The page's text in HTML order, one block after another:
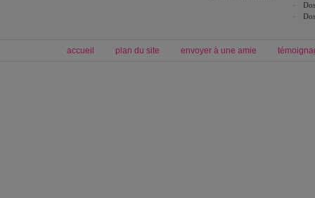
accueil plan du site envoyer à une amie